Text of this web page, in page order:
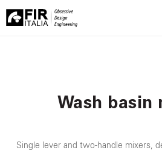
Wash basin
Single lever and two-handle mixers,